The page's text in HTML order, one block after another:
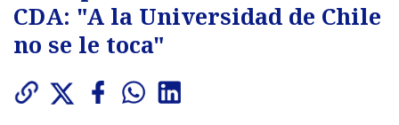
CDA: "A la Universidad de Chile
no se le toca"